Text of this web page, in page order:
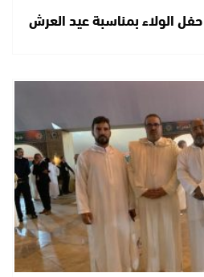
الولاء بمناسبة عيد العرش